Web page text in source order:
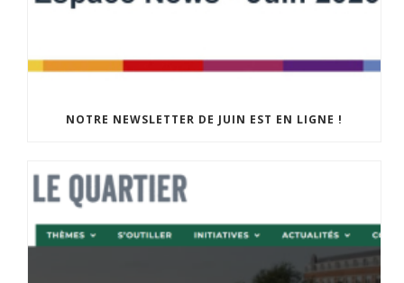
NOTRE NEWSLETTER DE JUIN EST EN LIGNE !